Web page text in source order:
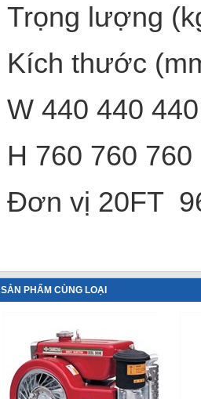
Trọng lượng
Kích thước
W 440 440
H 760 760 760
Đơn vị 20FT
SẢN PHẨM CÙNG LOẠI